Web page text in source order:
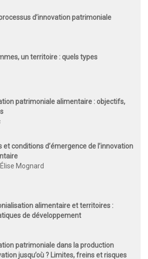
d’innovation patrimoniale
un territoire : quels types
patrimoniale alimentaire : objectifs,
et conditions d’émergencede l’innovation
Mognard
alimentaire et territoires :
de développement
patrimoniale dans la production
jusqu’où ? Limites, freins et risques